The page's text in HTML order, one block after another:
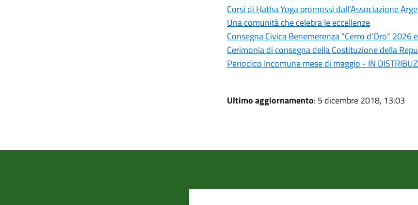
Corsi di Hatha Yoga promossi dall'Associazione
Una comunità che celebra le eccellenze
Consegna Civica Benemerenza "Cerro d'Oro" 2026
Cerimonia di consegna della Costituzione della
Periodico Incomune mese di maggio - IN
Ultimo aggiornamento: 5 dicembre 2018, 13:03